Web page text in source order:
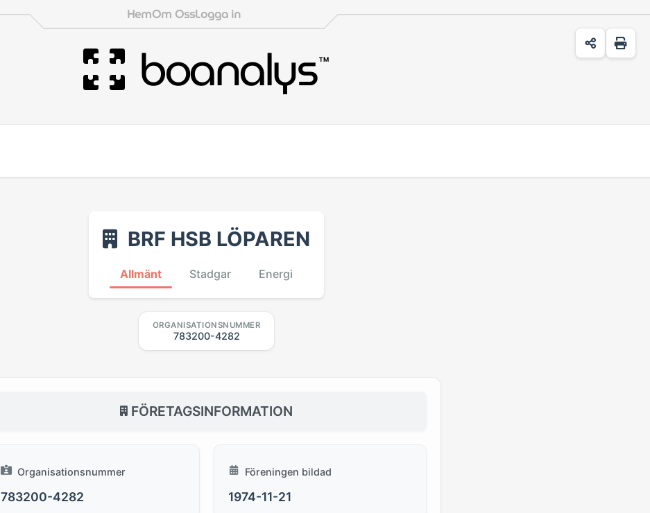
HemOm OssLogga in
boanalys™
BRF HSB LÖPAREN
Allmänt Stadgar Energi
ORGANISATIONSNUMMER
783200-4282
FÖRETAGSINFORMATION
Organisationsnummer
783200-4282
Föreningen bildad
1974-11-21